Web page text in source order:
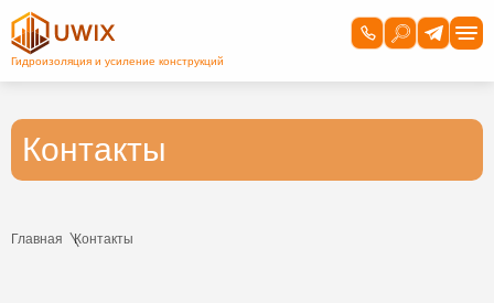
Контакты
Главная Контакты